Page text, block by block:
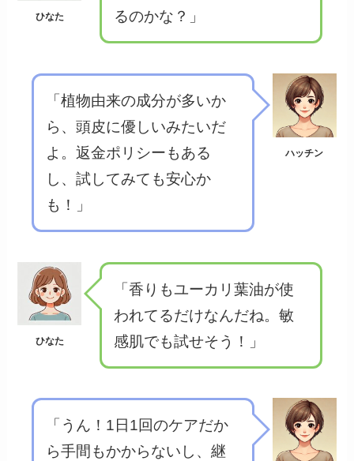
ひなた
るのかな？」
ハッチン
「植物由来の成分が多いか
ら、頭皮に優しいみたいだ
よ。返金ポリシーもある
し、試してみても安心か
も！」
ひなた
「香りもユーカリ葉油が使
われてるだけなんだね。敏
感肌でも試せそう！」
「うん！1日1回のケアだか
ら手間もかからないし、継